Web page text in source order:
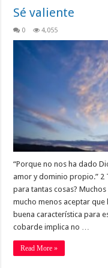
Sé valiente
0 4,055
“Porque no nos ha dado
amor y dominio propio.” 2
para tantas cosas?
mucho menos aceptar
buena característica para
cobarde implica no …
Read More »